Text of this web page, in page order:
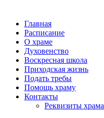
Главная
Расписание
О храме
Духовенство
Воскресная школа
Приходская жизнь
Подать требы
Помощь храму
Контакты
Реквизиты храма